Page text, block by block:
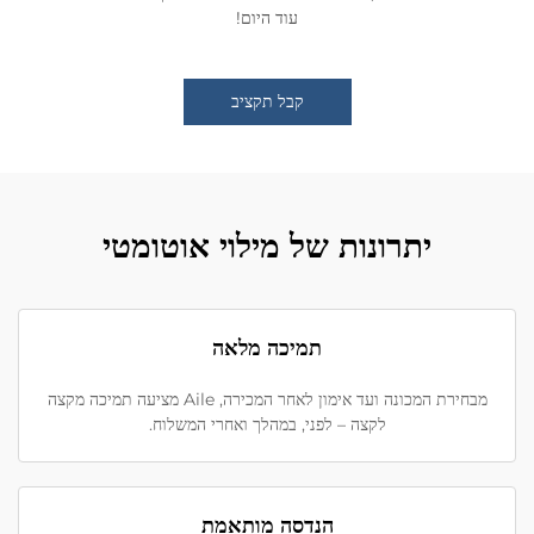
עוד היום!
קבל תקציב
יתרונות של מילוי אוטומטי
תמיכה מלאה
מבחירת המכונה ועד אימון לאחר המכירה, Aile מציעה תמיכה מקצה
לקצה – לפני, במהלך ואחרי המשלוח.
הנדסה מותאמת